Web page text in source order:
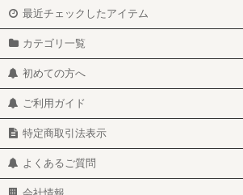
最近チェックしたアイテム
カテゴリ一覧
初めての方へ
ご利用ガイド
特定商取引法表示
よくあるご質問